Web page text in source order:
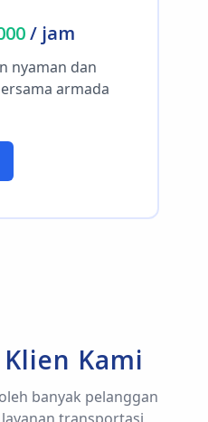
/ jam
nyaman dan
armada
Kami
banyak pelanggan